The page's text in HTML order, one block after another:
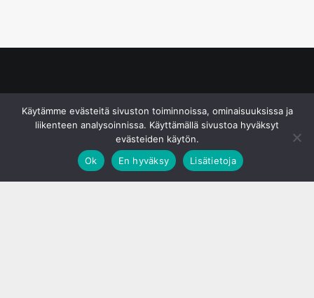
Käytämme evästeitä sivuston toiminnoissa, ominaisuuksissa ja
liikenteen analysoinnissa. Käyttämällä sivustoa hyväksyt
evästeiden käytön.
Ok
En hyväksy Lisätietoja